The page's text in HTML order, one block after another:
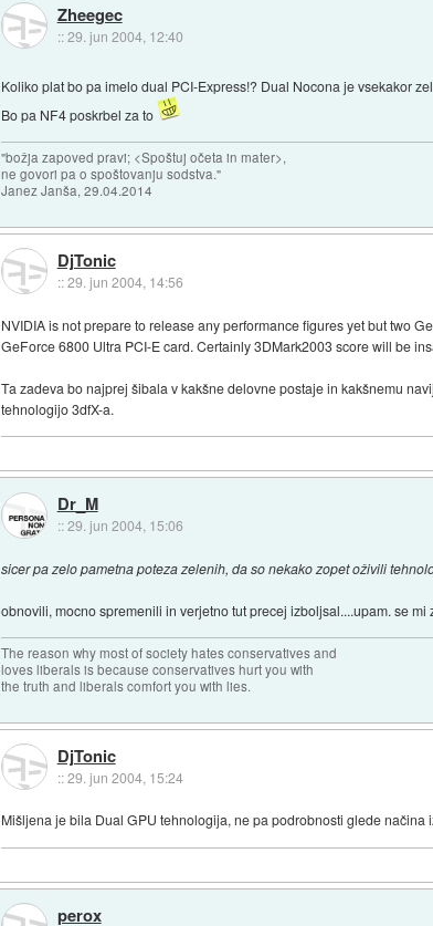
Zheegec
::29. jun 2004, 12:40
Koliko plat bo pa imelo dual PCI-Express!? Dual Nocona je vsekakor
Bo pa NF4 poskrbel za to
"božja zapoved pravi; <Spoštuj očeta in mater>,
ne govori pa o spoštovanju sodstva."
Janez Janša, 29.04.2014
DjTonic
::29. jun 2004, 14:56
NVIDIA is not prepare to release any performance figures yet but two
GeForce 6800 Ultra PCI-E card. Certainly 3DMark2003 score will be
Ta zadeva bo najprej šibala v kakšne delovne postaje in kakšnemu
tehnologijo 3dfX-a.
Dr_M
::29. jun 2004, 15:06
sicer pa zelo pametna poteza zelenih, da so nekako zopet oživili
obnovili, mocno spremenili in verjetno tut precej izboljsal....upam. se
The reason why most of society hates conservatives and
loves liberals is because conservatives hurt you with
the truth and liberals comfort you with lies.
DjTonic
::29. jun 2004, 15:24
Mišljena je bila Dual GPU tehnologija, ne pa podrobnosti glede
perox